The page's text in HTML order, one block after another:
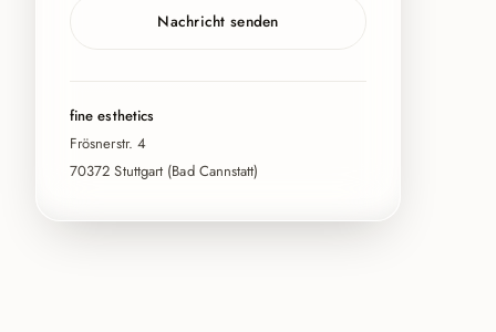
Nachricht senden
fine esthetics
Frösnerstr. 4
70372 Stuttgart (Bad Cannstatt)